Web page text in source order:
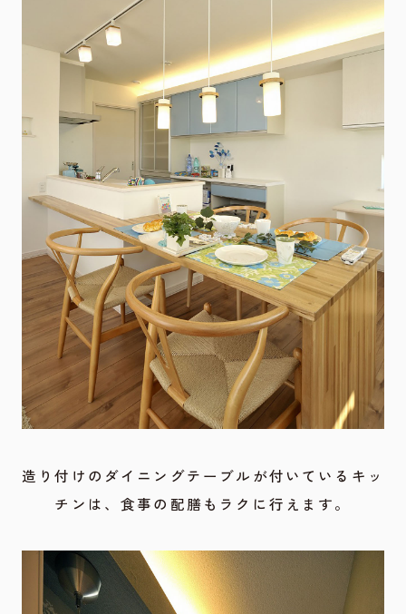
造り付けのダイニングテーブルが付いているキッ
チンは、食事の配膳もラクに行えます。